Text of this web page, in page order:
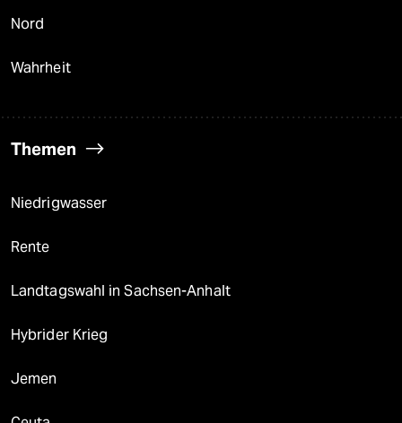
Nord
Wahrheit
Themen
Niedrigwasser
Rente
Landtagswahl in Sachsen-Anhalt
Hybrider Krieg
Jemen